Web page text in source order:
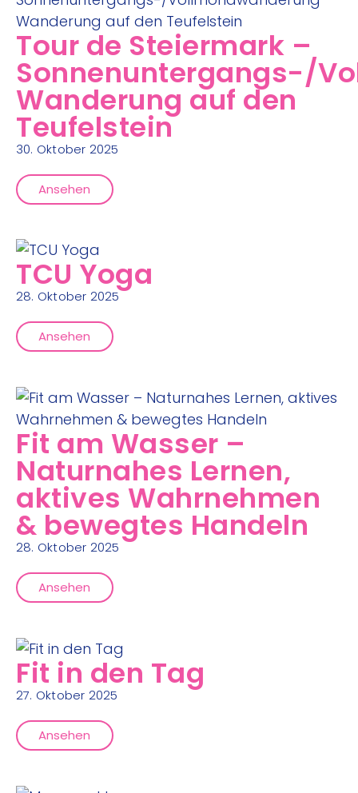
Tour de Steiermark –
Sonnenuntergangs-/
Wanderung auf den
Teufelstein
30. Oktober 2025
Ansehen
TCU Yoga
28. Oktober 2025
Ansehen
Fit am Wasser –
Naturnahes Lernen,
aktives Wahrnehmen
& bewegtes Handeln
28. Oktober 2025
Ansehen
Fit in den Tag
27. Oktober 2025
Ansehen